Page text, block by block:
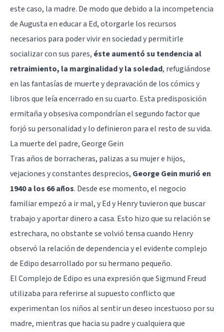
este caso, la madre. De modo que debido a la incompetencia
de Augusta en educar a Ed, otorgarle los recursos
necesarios para poder vivir en sociedad y permitirle
socializar con sus pares, éste aumentó su tendencia al
retraimiento, la marginalidad y la soledad, refugiándose
en las fantasías de muerte y depravación de los cómics y
libros que leía encerrado en su cuarto. Esta predisposición
ermitaña y obsesiva compondrían el segundo factor que
forjó su personalidad y lo definieron para el resto de su vida.
La muerte del padre, George Gein
Tras años de borracheras, palizas a su mujer e hijos,
vejaciones y constantes desprecios, George Gein murió en
1940 a los 66 años. Desde ese momento, el negocio
familiar empezó a ir mal, y Ed y Henry tuvieron que buscar
trabajo y aportar dinero a casa. Esto hizo que su relación se
estrechara, no obstante se volvió tensa cuando Henry
observó la relación de dependencia y el evidente complejo
de Edipo desarrollado por su hermano pequeño.
ElComplejo de Edipoes una expresión queSigmund Freud
utilizaba para referirse al supuesto conflicto que
experimentan los niños al sentir un deseo incestuoso por su
madre, mientras que hacia su padre y cualquiera que